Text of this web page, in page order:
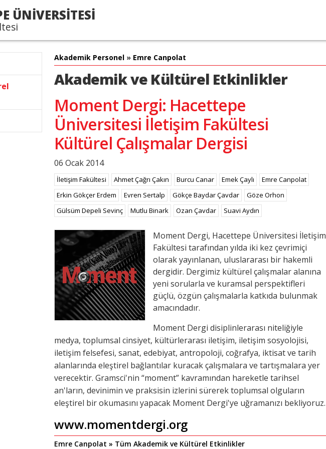
ÜNİVERSİTESİ
Akademik Personel » Emre Canpolat
Akademik ve Kültürel Etkinlikler
Moment Dergi: Hacettepe
Üniversitesi İletişim Fakültesi
Kültürel Çalışmalar Dergisi
06 Ocak 2014
İletişim Fakültesi Ahmet Çağrı Çakın Burcu Canar Emek Çaylı
Emre Canpolat
Erkin Gökçer Erdem
Evren Sertalp Gökçe Baydar Çavdar
Göze Orhon
Gülsüm Depeli Sevinç
Mutlu Binark Ozan Çavdar Suavi Aydın
Moment Dergi, Hacettepe Üniversitesi İletişim
Fakültesi tarafından yılda iki kez çevrimiçi
olarak yayınlanan, uluslararası bir hakemli
dergidir. Dergimiz kültürel çalışmalar alanına
yeni sorularla ve kuramsal perspektifleri
güçlü, özgün çalışmalarla katkıda bulunmak
amacındadır.
Moment Dergi disiplinlerarası niteliğiyle
medya, toplumsal cinsiyet, kültürlerarası iletişim, iletişim sosyolojisi,
iletişim felsefesi, sanat, edebiyat, antropoloji, coğrafya, iktisat ve tarih
alanlarında eleştirel bağlantılar kuracak çalışmalara ve tartışmalara yer
verecektir. Gramsci'nin “moment” kavramından hareketle tarihsel
an'ların, devinimin ve praksisin izlerini sürerek toplumsal olguların
eleştirel bir okumasını yapacak Moment Dergi'ye uğramanızı bekliyoruz.
www.momentdergi.org
Emre Canpolat » Tüm Akademik ve Kültürel Etkinlikler